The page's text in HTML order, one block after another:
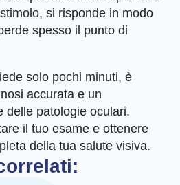
si risponde in modo
spesso il punto di
solo pochi minuti, è
accurata e un
delle patologie oculari.
il tuo esame e ottenere
della tua salute visiva.